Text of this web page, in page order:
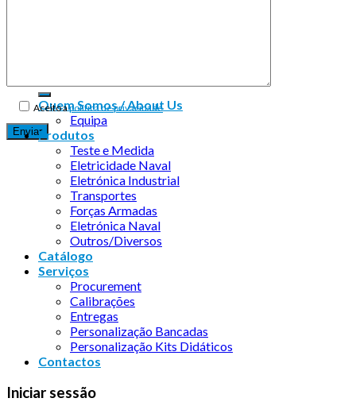
Aceito apolítica de privacidade
Quem Somos / About Us
Equipa
Produtos
Teste e Medida
Eletricidade Naval
Eletrónica Industrial
Transportes
Forças Armadas
Eletrónica Naval
Outros/Diversos
Catálogo
Serviços
Procurement
Calibrações
Entregas
Personalização Bancadas
Personalização Kits Didáticos
Contactos
Iniciar sessão